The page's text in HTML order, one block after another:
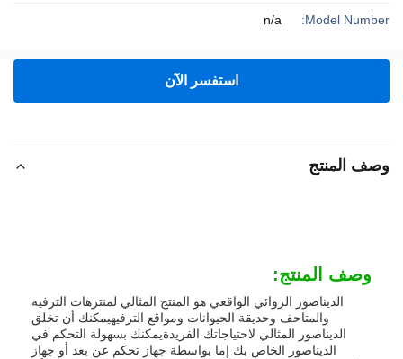
Model Number:
n/a
استفسر الآن
وصف المنتج
وصف المنتج:
الديناصور الروائي الواقعي هو المنتج المثالي لمنتزهات الترفيه
والمتاحف وحديقة الحيوانات ومواقع الترفيهيمكنك أن تخلق
الديناصور المثالي لاحتياجاتك الفريدةيمكنك بسهولة التحكم في
الديناصور الخاص بك إما بواسطة جهاز تحكم عن بعد أو جهاز